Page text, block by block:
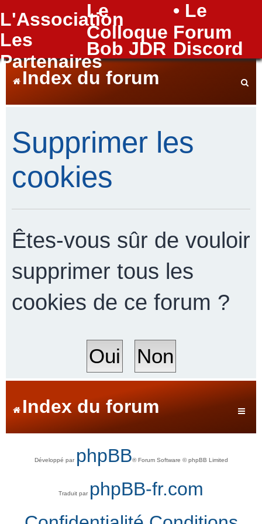
L'Association
Le
Colloque
• Le
Forum
Les
Partenaires
Bob JDR Discord
FAQ
Index du forum
h
h
e
Supprimer les
cookies
Êtes-vous sûr de vouloir
supprimer tous les
cookies de ce forum ?
Index du forum
Développé par phpBB® Forum Software © phpBB Limited
Traduit par phpBB-fr.com